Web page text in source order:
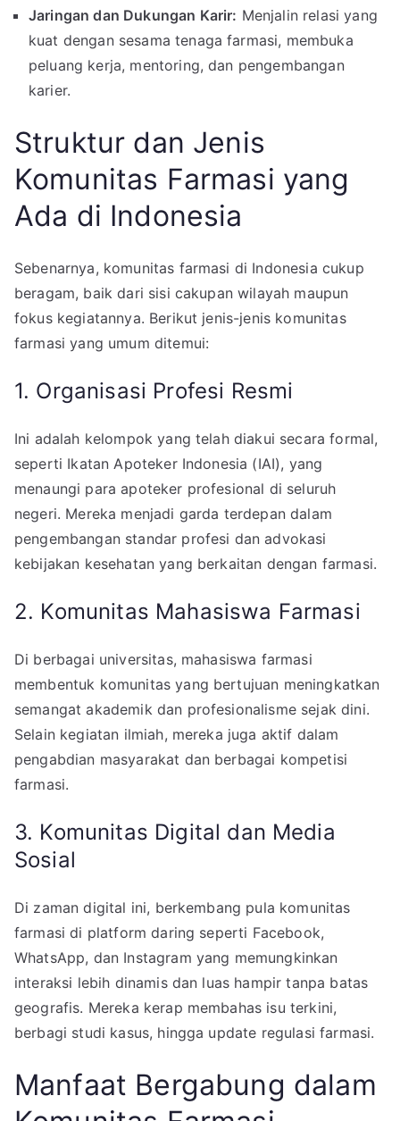
Jaringan dan Dukungan Karir: Menjalin relasi yang
kuat dengan sesama tenaga farmasi, membuka
peluang kerja, mentoring, dan pengembangan
karier.
Struktur dan Jenis
Komunitas Farmasi yang
Ada di Indonesia
Sebenarnya, komunitas farmasi di Indonesia cukup
beragam, baik dari sisi cakupan wilayah maupun
fokus kegiatannya. Berikut jenis-jenis komunitas
farmasi yang umum ditemui:
1. Organisasi Profesi Resmi
Ini adalah kelompok yang telah diakui secara formal,
seperti Ikatan Apoteker Indonesia (IAI), yang
menaungi para apoteker profesional di seluruh
negeri. Mereka menjadi garda terdepan dalam
pengembangan standar profesi dan advokasi
kebijakan kesehatan yang berkaitan dengan farmasi.
2. Komunitas Mahasiswa Farmasi
Di berbagai universitas, mahasiswa farmasi
membentuk komunitas yang bertujuan meningkatkan
semangat akademik dan profesionalisme sejak dini.
Selain kegiatan ilmiah, mereka juga aktif dalam
pengabdian masyarakat dan berbagai kompetisi
farmasi.
3. Komunitas Digital dan Media
Sosial
Di zaman digital ini, berkembang pula komunitas
farmasi di platform daring seperti Facebook,
WhatsApp, dan Instagram yang memungkinkan
interaksi lebih dinamis dan luas hampir tanpa batas
geografis. Mereka kerap membahas isu terkini,
berbagi studi kasus, hingga update regulasi farmasi.
Manfaat Bergabung dalam